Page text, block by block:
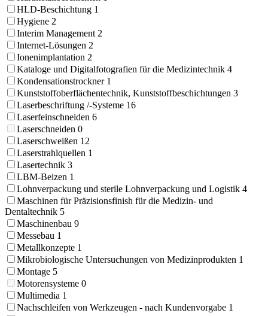
HLD-Beschichtung 1
Hygiene 2
Interim Management 2
Internet-Lösungen 2
Ionenimplantation 2
Kataloge und Digitalfotografien für die Medizintechnik 4
Kondensationstrockner 1
Kunststoffoberflächentechnik, Kunststoffbeschichtungen 3
Laserbeschriftung /-Systeme 16
Laserfeinschneiden 6
Laserschneiden 0
Laserschweißen 12
Laserstrahlquellen 1
Lasertechnik 3
LBM-Beizen 1
Lohnverpackung und sterile Lohnverpackung und Logistik 4
Maschinen für Präzisionsfinish für die Medizin- und
Dentaltechnik 5
Maschinenbau 9
Messebau 1
Metallkonzepte 1
Mikrobiologische Untersuchungen von Medizinprodukten 1
Montage 5
Motorensysteme 0
Multimedia 1
Nachschleifen von Werkzeugen - nach Kundenvorgabe 1